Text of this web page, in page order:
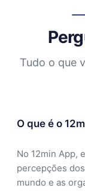
Tudo o que
O que é o
No 12min App,
percepções
mundo e as